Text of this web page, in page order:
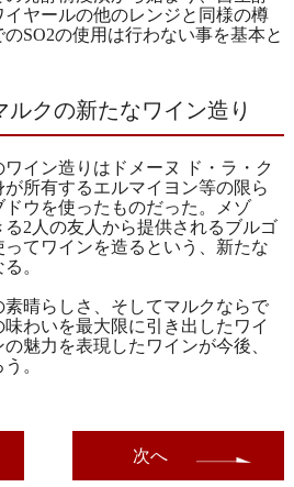
ヤールの他のレンジと同様の樽
SO2の使用は行わない事を基本と
ルクの新たなワイン造り
イン造りはドメーヌ ド・ラ・ク
所有するエルマイヨン等の限ら
ウを使ったものだった。メゾ
2人の友人から提供されるブルゴ
てワインを造るという、新たな
。
晴らしさ、そしてマルクならで
わいを最大限に引き出したワイ
魅力を表現したワインが今後、
。
次へ